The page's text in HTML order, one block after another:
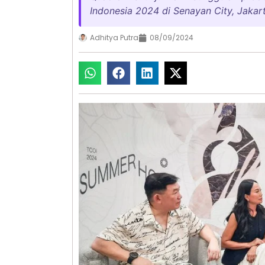
Indonesia 2024 di Senayan City,
Adhitya Putra 08/09/2024